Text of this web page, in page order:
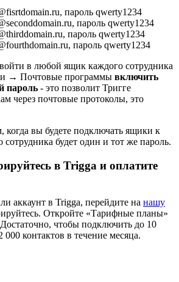
пароль qwerty1234
пароль qwerty1234
пароль qwerty1234
пароль qwerty1234
в любой ящик каждого сотрудника
→ Почтовые программы включить
пароль - это позволит Тригге
через почтовые протоколы, это
когда вы будете подключать ящики к
сотрудника будет один и тот же пароль.
в Trigga и оплатите
аккаунт в Trigga, перейдите на нашу
Откройте «Тарифные планы»
чтобы подключить до 10
000 контактов в течение месяца.